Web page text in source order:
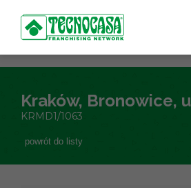
Kraków, Bronowice,
KRMD1/1063
powrót do listy